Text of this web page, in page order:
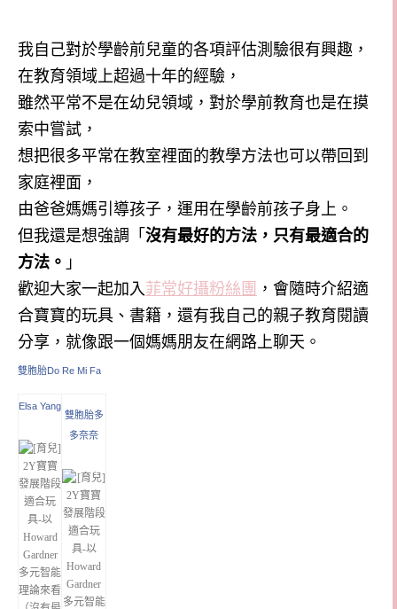
我自己對於學齡前兒童的各項評估測驗很有興趣，
在教育領域上超過十年的經驗，
雖然平常不是在幼兒領域，對於學前教育也是在摸
索中嘗試，
想把很多平常在教室裡面的教學方法也可以帶回到
家庭裡面，
由爸爸媽媽引導孩子，運用在學齡前孩子身上。
但我還是想強調「 沒有最好的方法，只有最適合的
方法。 」
歡迎大家一起加入 菲常好攝粉絲團 ，會隨時介紹適
合寶寶的玩具、書籍，還有我自己的親子教育閱讀
分享，就像跟一個媽媽朋友在網路上聊天。
雙胞胎Do Re Mi Fa
Elsa Yang
雙胞胎多
多奈奈